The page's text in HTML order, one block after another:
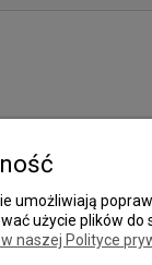
umożliwiają
użycie plików
naszej Polityce